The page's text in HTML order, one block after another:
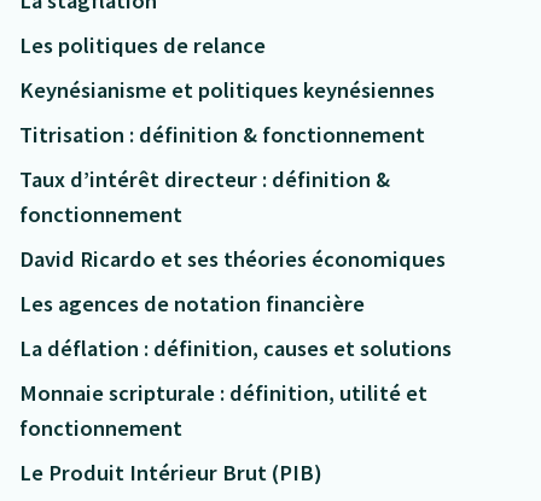
Les politiques de relance
Keynésianisme et politiques keynésiennes
Titrisation : définition & fonctionnement
Taux d’intérêt directeur : définition &
fonctionnement
David Ricardo et ses théories économiques
Les agences de notation financière
La déflation : définition, causes et solutions
Monnaie scripturale : définition, utilité et
fonctionnement
Le Produit Intérieur Brut (PIB)